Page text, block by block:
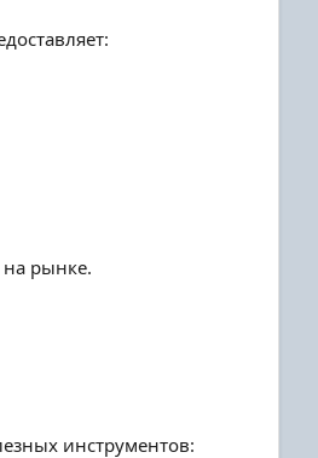
на рынке.
инструментов: